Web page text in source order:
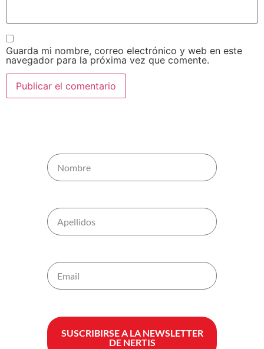
Guarda mi nombre, correo electrónico y web en este
navegador para la próxima vez que comente.
SUSCRIBIRSE A LA NEWSLETTER
DE NERTIS